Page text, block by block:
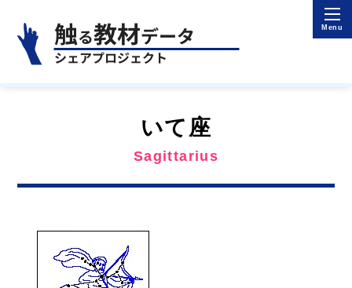
いて座
Sagittarius